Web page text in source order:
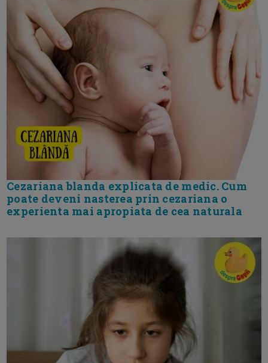
Cezariana blanda explicata de medic. Cum
poate deveni nasterea prin cezariana o
experienta mai apropiata de cea naturala